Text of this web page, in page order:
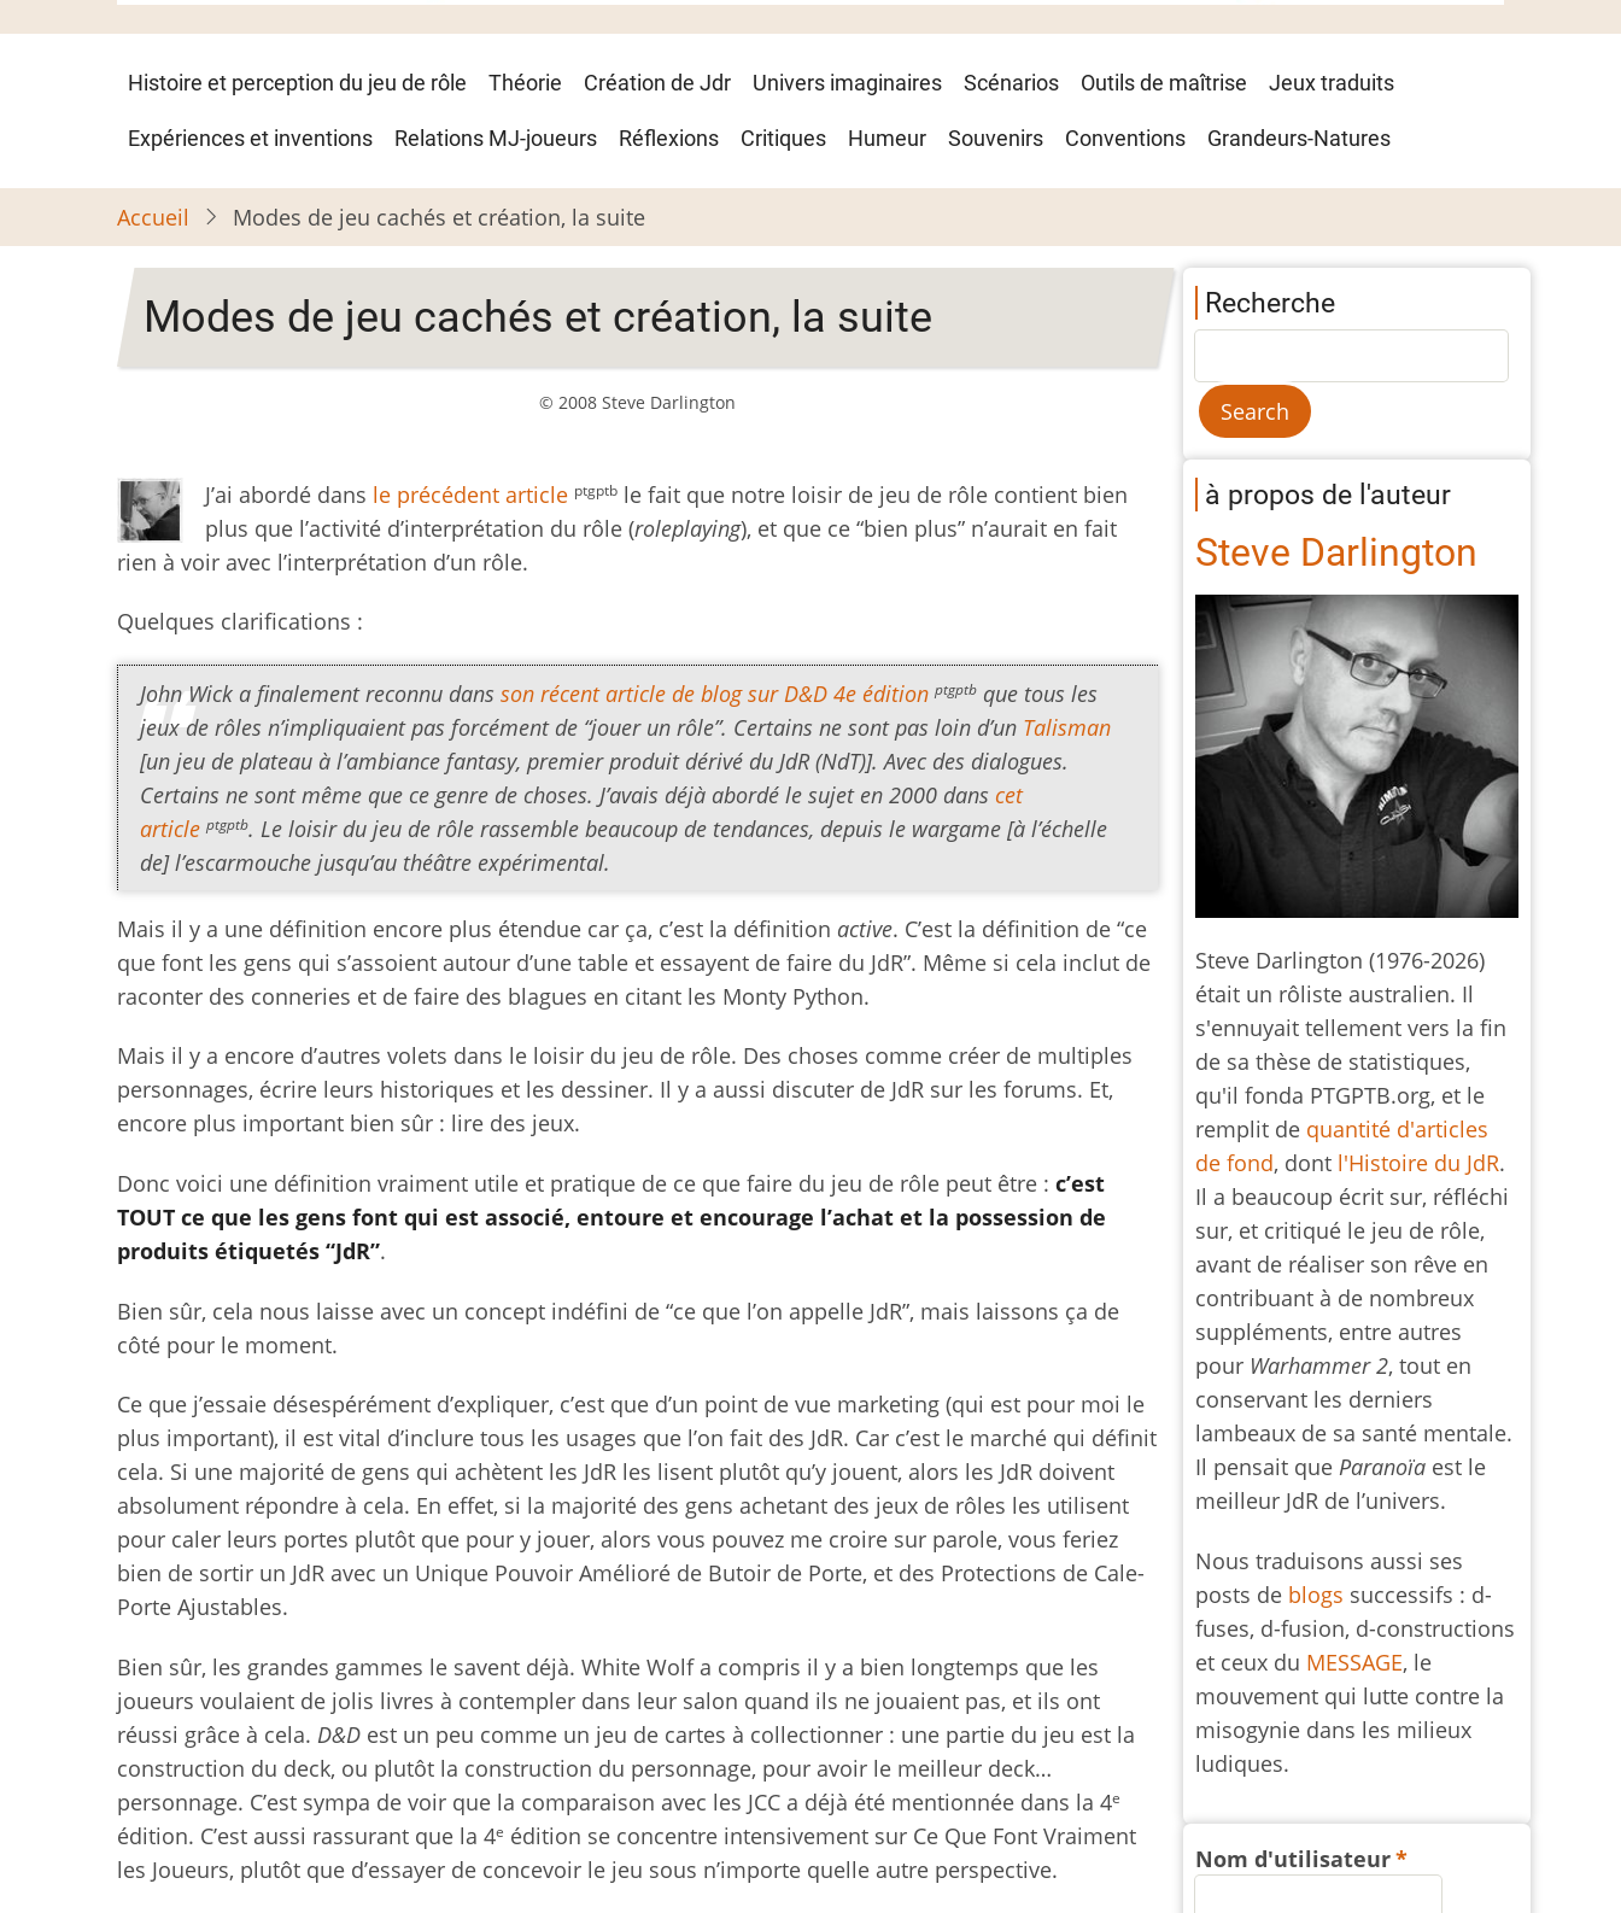
Navigation
principale
Histoire et perception du jeu de rôle Théorie Création de Jdr Univers imaginaires Scénarios Outils de maîtrise Jeux traduits
Expériences et inventions Relations MJ-joueurs Réflexions Critiques Humeur Souvenirs Conventions Grandeurs-Natures
Accueil Modes de jeu cachés et création, la suite
Modes de jeu cachés et création, la suite
© 2008 Steve Darlington
J’ai abordé dans le précédent article ptgptb le fait que notre loisir de jeu de rôle contient bien
plus que l’activité d’interprétation du rôle (roleplaying), et que ce “bien plus” n’aurait en fait
rien à voir avec l’interprétation d’un rôle.
Quelques clarifications :
John Wick a finalement reconnu dans son récent article de blog sur D&D 4e édition ptgptb que tous les
jeux de rôles n’impliquaient pas forcément de “jouer un rôle”. Certains ne sont pas loin d’un Talisman
[un jeu de plateau à l’ambiance fantasy, premier produit dérivé du JdR (NdT)]. Avec des dialogues.
Certains ne sont même que ce genre de choses. J’avais déjà abordé le sujet en 2000 dans cet
article ptgptb. Le loisir du jeu de rôle rassemble beaucoup de tendances, depuis le wargame [à l’échelle
de] l’escarmouche jusqu’au théâtre expérimental.
Mais il y a une définition encore plus étendue car ça, c’est la définition active. C’est la définition de “ce
que font les gens qui s’assoient autour d’une table et essayent de faire du JdR”. Même si cela inclut de
raconter des conneries et de faire des blagues en citant les Monty Python.
Mais il y a encore d’autres volets dans le loisir du jeu de rôle. Des choses comme créer de multiples
personnages, écrire leurs historiques et les dessiner. Il y a aussi discuter de JdR sur les forums. Et,
encore plus important bien sûr : lire des jeux.
Donc voici une définition vraiment utile et pratique de ce que faire du jeu de rôle peut être : c’est
TOUT ce que les gens font qui est associé, entoure et encourage l’achat et la possession de
produits étiquetés “JdR”.
Bien sûr, cela nous laisse avec un concept indéfini de “ce que l’on appelle JdR”, mais laissons ça de
côté pour le moment.
Ce que j’essaie désespérément d’expliquer, c’est que d’un point de vue marketing (qui est pour moi le
plus important), il est vital d’inclure tous les usages que l’on fait des JdR. Car c’est le marché qui définit
cela. Si une majorité de gens qui achètent les JdR les lisent plutôt qu’y jouent, alors les JdR doivent
absolument répondre à cela. En effet, si la majorité des gens achetant des jeux de rôles les utilisent
pour caler leurs portes plutôt que pour y jouer, alors vous pouvez me croire sur parole, vous feriez
bien de sortir un JdR avec un Unique Pouvoir Amélioré de Butoir de Porte, et des Protections de Cale-
Porte Ajustables.
Bien sûr, les grandes gammes le savent déjà. White Wolf a compris il y a bien longtemps que les
joueurs voulaient de jolis livres à contempler dans leur salon quand ils ne jouaient pas, et ils ont
réussi grâce à cela. D&D est un peu comme un jeu de cartes à collectionner : une partie du jeu est la
construction du deck, ou plutôt la construction du personnage, pour avoir le meilleur deck…
personnage. C’est sympa de voir que la comparaison avec les JCC a déjà été mentionnée dans la 4e
édition. C’est aussi rassurant que la 4e édition se concentre intensivement sur Ce Que Font Vraiment
les Joueurs, plutôt que d’essayer de concevoir le jeu sous n’importe quelle autre perspective.
Recherche
à propos de l'auteur
Steve Darlington
Steve Darlington (1976-2026)
était un rôliste australien. Il
s'ennuyait tellement vers la fin
de sa thèse de statistiques,
qu'il fonda PTGPTB.org, et le
remplit de quantité d'articles
de fond, dont l'Histoire du JdR.
Il a beaucoup écrit sur, réfléchi
sur, et critiqué le jeu de rôle,
avant de réaliser son rêve en
contribuant à de nombreux
suppléments, entre autres
pour Warhammer 2, tout en
conservant les derniers
lambeaux de sa santé mentale.
Il pensait queParanoïa est le
meilleur JdR de l’univers.
Nous traduisons aussi ses
posts de blogs successifs : d-
fuses, d-fusion, d-constructions
et ceux du MESSAGE, le
mouvement qui lutte contre la
misogynie dans les milieux
ludiques.
Nom d'utilisateur